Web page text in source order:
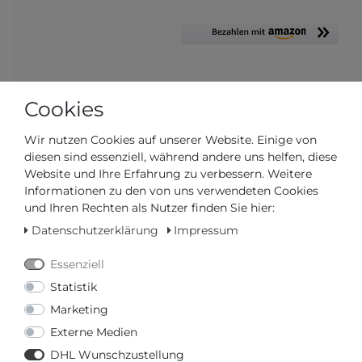
VERWANDTE PRODUKTE
CALVIN KLEIN JEWELRY
-49%
Calvin Klein Jewelry Anchor
-49%
38,22 € *
Calvin Klein Jewelry Bewilder
Cookies
Wir nutzen Cookies auf unserer Website. Einige von
diesen sind essenziell, während andere uns helfen, diese
Website und Ihre Erfahrung zu verbessern. Weitere
Informationen zu den von uns verwendeten Cookies
und Ihren Rechten als Nutzer finden Sie hier:
Datenschutzerklärung
Impressum
Essenziell
Statistik
Marketing
Externe Medien
DHL Wunschzustellung